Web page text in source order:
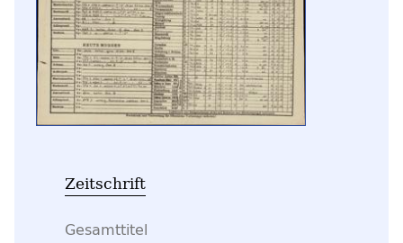
Zeitschrift
Gesamttitel